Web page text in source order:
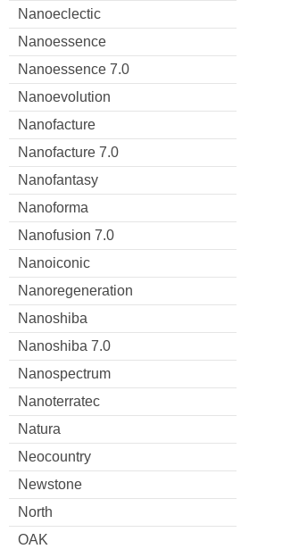
Nanoeclectic
Nanoessence
Nanoessence 7.0
Nanoevolution
Nanofacture
Nanofacture 7.0
Nanofantasy
Nanoforma
Nanofusion 7.0
Nanoiconic
Nanoregeneration
Nanoshiba
Nanoshiba 7.0
Nanospectrum
Nanoterratec
Natura
Neocountry
Newstone
North
OAK